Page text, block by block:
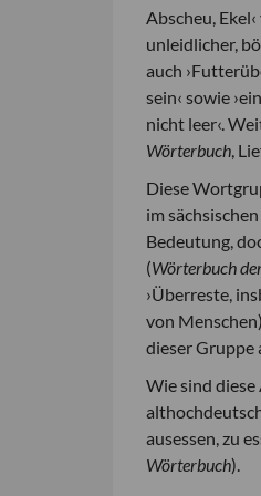
Abscheu,
unleidlicher,
auch
sein‹ sowie
nicht leer‹.
Wörterbuch,
Diese
im
Bedeutung,
(Wörterbuch
›Überreste,
von
dieser Gruppe
Wie sind diese
ausessen, zu
Wörterbuch).